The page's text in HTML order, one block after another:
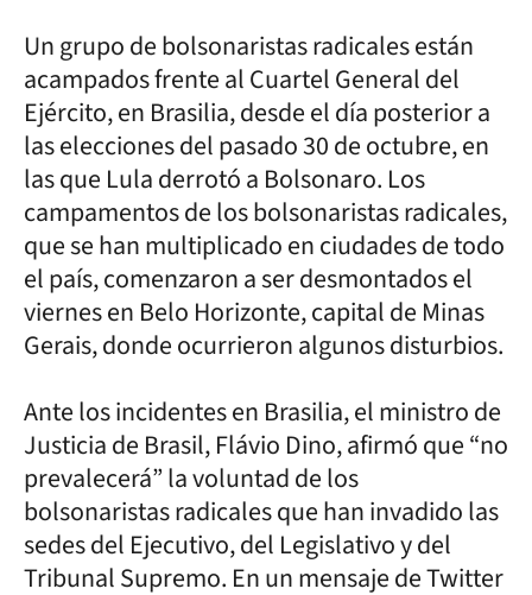
Un grupo de bolsonaristas radicales están
acampados frente al Cuartel General del
Ejército, en Brasilia, desde el día posterior a
las elecciones del pasado 30 de octubre, en
las que Lula derrotó a Bolsonaro. Los
campamentos de los bolsonaristas radicales,
que se han multiplicado en ciudades de todo
el país, comenzaron a ser desmontados el
viernes en Belo Horizonte, capital de Minas
Gerais, donde ocurrieron algunos disturbios.
Ante los incidentes en Brasilia, el ministro de
Justicia de Brasil, Flávio Dino, afirmó que “no
prevalecerá” la voluntad de los
bolsonaristas radicales que han invadido las
sedes del Ejecutivo, del Legislativo y del
Tribunal Supremo. En un mensaje de Twitter